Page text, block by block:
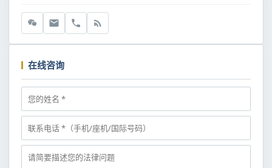
在线咨询